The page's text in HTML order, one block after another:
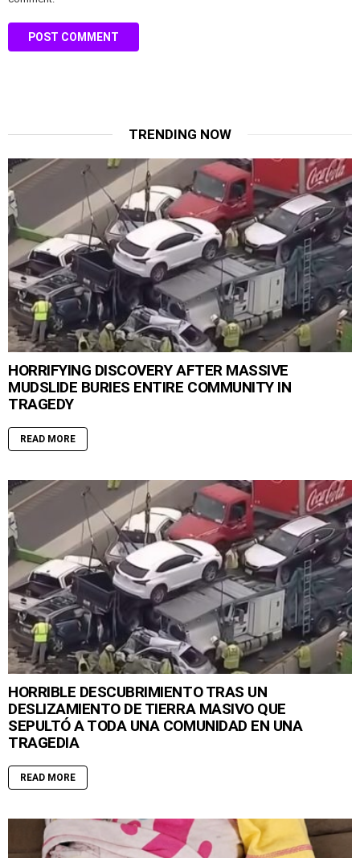
TRENDING NOW
HORRIFYING DISCOVERY AFTER MASSIVE
MUDSLIDE BURIES ENTIRE COMMUNITY IN
TRAGEDY
READ MORE
HORRIBLE DESCUBRIMIENTO TRAS UN
DESLIZAMIENTO DE TIERRA MASIVO QUE
SEPULTÓ A TODA UNA COMUNIDAD EN UNA
TRAGEDIA
READ MORE